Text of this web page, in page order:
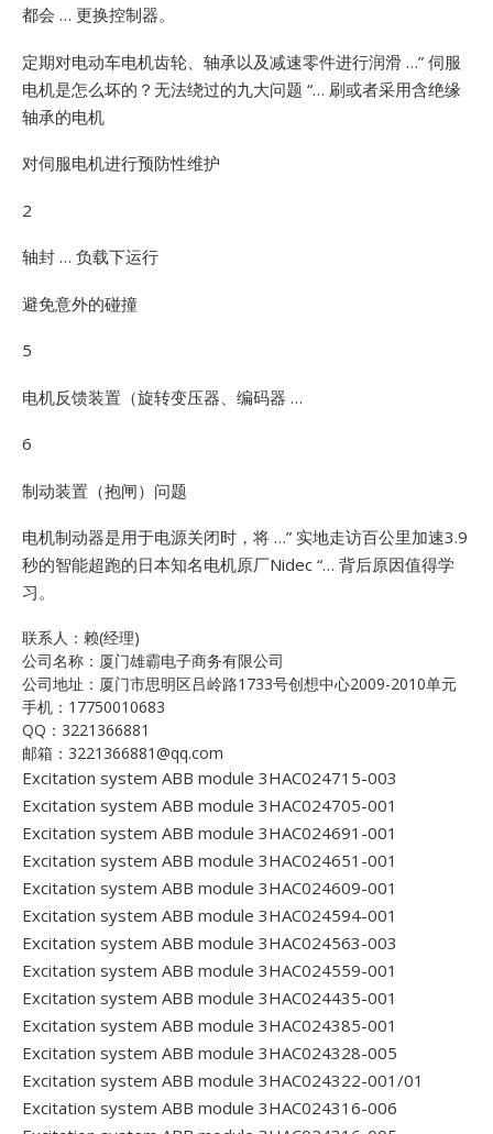
都会 … 更换控制器。
定期对电动车电机齿轮、轴承以及减速零件进行润滑 …” 伺服
电机是怎么坏的？无法绕过的九大问题 “… 刷或者采用含绝缘
轴承的电机
对伺服电机进行预防性维护
2
轴封 … 负载下运行
避免意外的碰撞
5
电机反馈装置（旋转变压器、编码器 …
6
制动装置（抱闸）问题
电机制动器是用于电源关闭时，将 …” 实地走访百公里加速3.9
秒的智能超跑的日本知名电机原厂Nidec “… 背后原因值得学
习。
联系人：赖(经理)
公司名称：厦门雄霸电子商务有限公司
公司地址：厦门市思明区吕岭路1733号创想中心2009-2010单元
手机：17750010683
QQ：3221366881
邮箱：3221366881@qq.com
Excitation system ABB module 3HAC024715-003
Excitation system ABB module 3HAC024705-001
Excitation system ABB module 3HAC024691-001
Excitation system ABB module 3HAC024651-001
Excitation system ABB module 3HAC024609-001
Excitation system ABB module 3HAC024594-001
Excitation system ABB module 3HAC024563-003
Excitation system ABB module 3HAC024559-001
Excitation system ABB module 3HAC024435-001
Excitation system ABB module 3HAC024385-001
Excitation system ABB module 3HAC024328-005
Excitation system ABB module 3HAC024322-001/01
Excitation system ABB module 3HAC024316-006